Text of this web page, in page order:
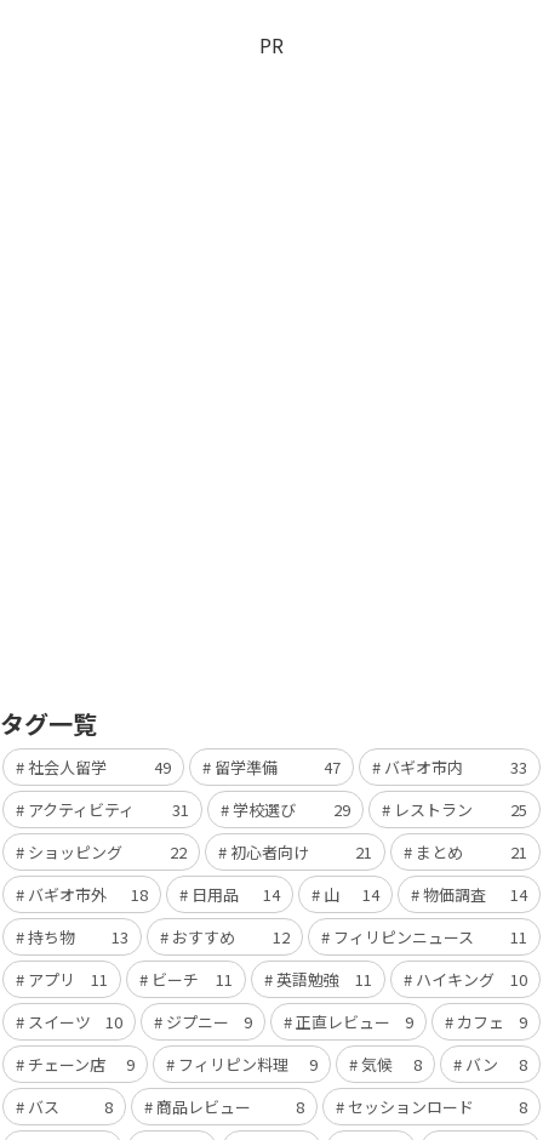
PR
タグ一覧
社会人留学 49 留学準備 47 バギオ市内
33
アクティビティ
31 学校選び 29 レストラン
25
ショッピング
22 初心者向け 21 まとめ
21
バギオ市外
18 日用品 14 山 14 物価調査
14
持ち物
13 おすすめ 12 フィリピンニュース
11
アプリ
11 ビーチ 11 英語勉強 11 ハイキング
10
スイーツ
10 ジプニー 9 正直レビュー 9 カフェ
9
チェーン店
9 フィリピン料理 9 気候 8 バン
8
バス
8 商品レビュー 8 セッションロード
8